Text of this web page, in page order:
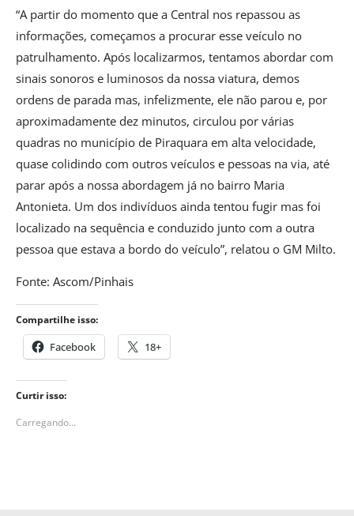
“A partir do momento que a Central nos repassou as
informações, começamos a procurar esse veículo no
patrulhamento. Após localizarmos, tentamos abordar com
sinais sonoros e luminosos da nossa viatura, demos
ordens de parada mas, infelizmente, ele não parou e, por
aproximadamente dez minutos, circulou por várias
quadras no município de Piraquara em alta velocidade,
quase colidindo com outros veículos e pessoas na via, até
parar após a nossa abordagem já no bairro Maria
Antonieta. Um dos indivíduos ainda tentou fugir mas foi
localizado na sequência e conduzido junto com a outra
pessoa que estava a bordo do veículo”, relatou o GM Milto.
Fonte: Ascom/Pinhais
Compartilhe isso:
Facebook 18+
Curtir isso:
Carregando...